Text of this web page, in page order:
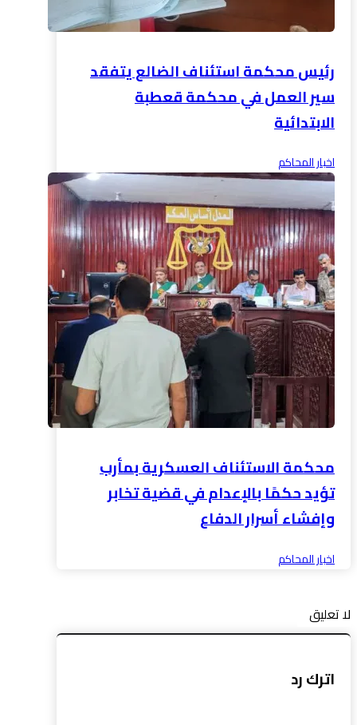
رئيس محكمة استئناف الضالع يتفقد
سير العمل في محكمة قعطبة
الابتدائية
اخبار المحاكم
محكمة الاستئناف العسكرية بمأرب
تؤيد حكمًا بالإعدام في قضية تخابر
وإفشاء أسرار الدفاع
اخبار المحاكم
لا تعليق
اترك رد